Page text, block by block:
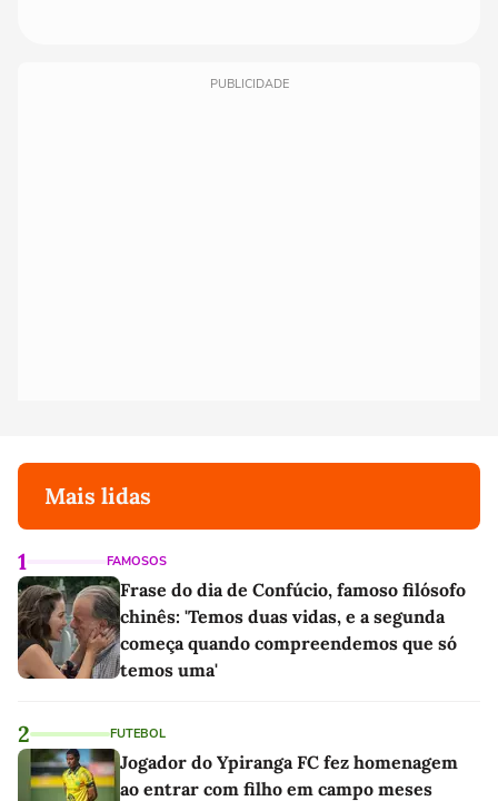
PUBLICIDADE
Mais lidas
1 FAMOSOS
Frase do dia de Confúcio, famoso filósofo
chinês: 'Temos duas vidas, e a segunda
começa quando compreendemos que só
temos uma'
2 FUTEBOL
Jogador do Ypiranga FC fez homenagem
ao entrar com filho em campo meses